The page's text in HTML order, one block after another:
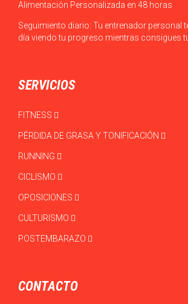
Alimentación Personalizada en 48 horas
Seguimiento diario: Tu entrenador personal
día viendo tu progreso mientras consigues
SERVICIOS
FITNESS
PÉRDIDA DE GRASA Y TONIFICACIÓN
RUNNING
CICLISMO
OPOSICIONES
CULTURISMO
POSTEMBARAZO
CONTACTO